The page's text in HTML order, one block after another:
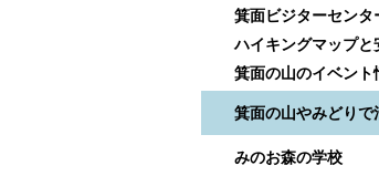
箕面ビジターセンタ
ハイキングマップと
箕面の山のイベント
箕面の山やみどりで
みのお森の学校